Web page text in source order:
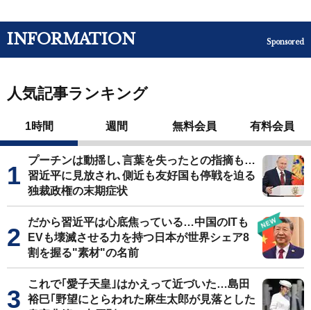
INFORMATION Sponsored
人気記事ランキング
1時間 週間 無料会員 有料会員
プーチンは動揺し､言葉を失ったとの指摘も…
習近平に見放され､側近も友好国も停戦を迫る
独裁政権の末期症状
だから習近平は心底焦っている…中国のITも
EVも壊滅させる力を持つ日本が世界シェア8
割を握る"素材"の名前
これで｢愛子天皇｣はかえって近づいた…島田
裕巳｢野望にとらわれた麻生太郎が見落とした